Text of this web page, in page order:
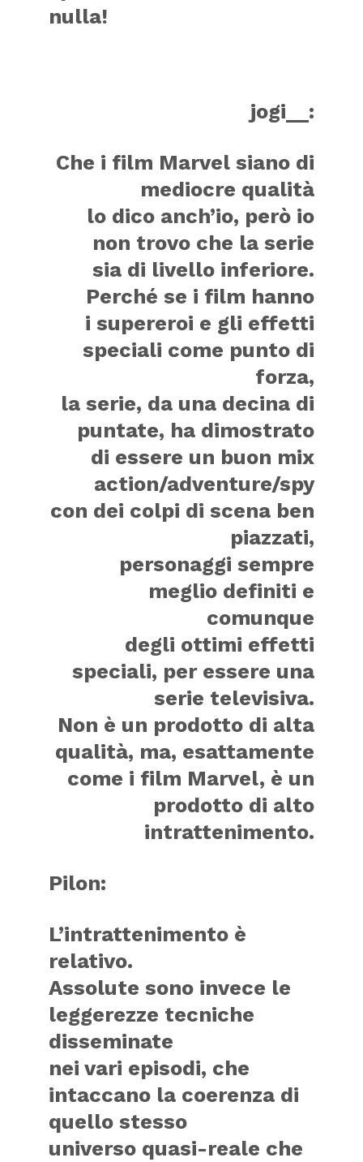
nulla!
jogi__:
Che i film Marvel siano di
mediocre qualità
lo dico anch’io, però io
non trovo che la serie
sia di livello inferiore.
Perché se i film hanno
i supereroi e gli effetti
speciali come punto di
forza,
la serie, da una decina di
puntate, ha dimostrato
di essere un buon mix
action/adventure/spy
con dei colpi di scena ben
piazzati,
personaggi sempre
meglio definiti e
comunque
degli ottimi effetti
speciali, per essere una
serie televisiva.
Non è un prodotto di alta
qualità, ma, esattamente
come i film Marvel, è un
prodotto di alto
intrattenimento.
Pilon:
L’intrattenimento è
relativo.
Assolute sono invece le
leggerezze tecniche
disseminate
nei vari episodi, che
intaccano la coerenza di
quello stesso
universo quasi-reale che